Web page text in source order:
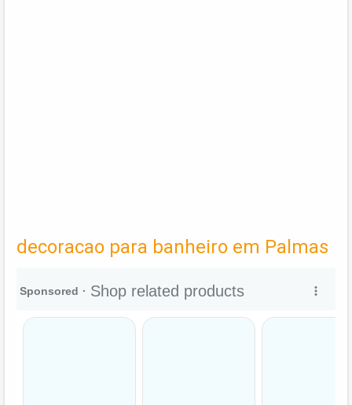
decoracao para banheiro em Palmas